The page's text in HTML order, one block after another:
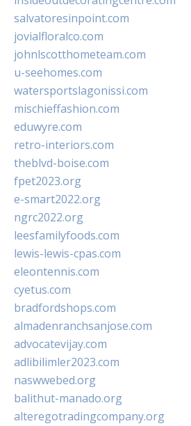
salvatoresinpoint.com
jovialfloralco.com
johnlscotthometeam.com
u-seehomes.com
watersportslagonissi.com
mischieffashion.com
eduwyre.com
retro-interiors.com
theblvd-boise.com
fpet2023.org
e-smart2022.org
ngrc2022.org
leesfamilyfoods.com
lewis-lewis-cpas.com
eleontennis.com
cyetus.com
bradfordshops.com
almadenranchsanjose.com
advocatevijay.com
adlibilimler2023.com
naswwebed.org
balithut-manado.org
alteregotradingcompany.org